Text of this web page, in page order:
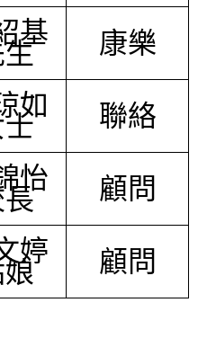
基 康樂
如 聯絡
怡 顧問
婷 顧問